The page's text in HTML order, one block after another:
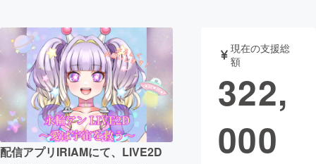
アート・写真 音楽
テクノロジー・ガジェット ゲーム・サ
映像・映画
ビジネス・起業
配信アプリIRIAMにて、LIVE2D
現在の支援総
額
322,
000